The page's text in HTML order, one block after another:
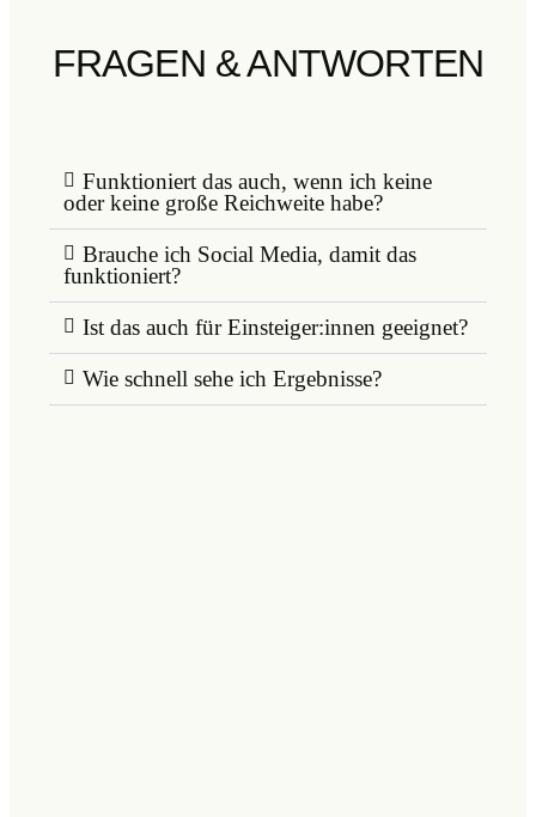
FRAGEN & ANTWORTEN
Funktioniert das auch, wenn ich keine
oder keine große Reichweite habe?
Brauche ich Social Media, damit das
funktioniert?
Ist das auch für Einsteiger:innen geeignet?
Wie schnell sehe ich Ergebnisse?